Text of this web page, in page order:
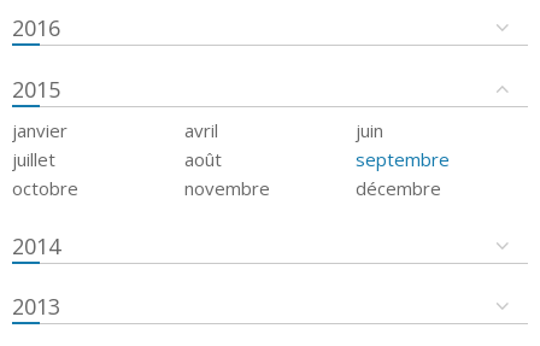
2016
2015
janvier avril
juin
juillet
août
septembre
octobre
novembre décembre
2014
2013